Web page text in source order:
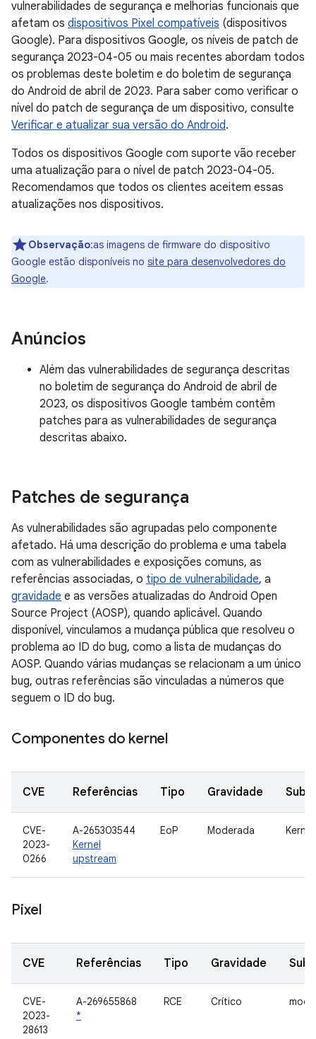
vulnerabilidades de segurança e melhorias funcionais que
afetam os dispositivos Pixel compatíveis (dispositivos
Google). Para dispositivos Google, os níveis de patch de
segurança 2023-04-05 ou mais recentes abordam todos
os problemas deste boletim e do boletim de segurança
do Android de abril de 2023. Para saber como verificar o
nível do patch de segurança de um dispositivo, consulte
Verificar e atualizar sua versão do Android.
Todos os dispositivos Google com suporte vão receber
uma atualização para o nível de patch 2023-04-05.
Recomendamos que todos os clientes aceitem essas
atualizações nos dispositivos.
Observação:as imagens de firmware do dispositivo
Google estão disponíveis no site para desenvolvedores do
Google.
Anúncios
Além das vulnerabilidades de segurança descritas
no boletim de segurança do Android de abril de
2023, os dispositivos Google também contêm
patches para as vulnerabilidades de segurança
descritas abaixo.
Patches de segurança
As vulnerabilidades são agrupadas pelo componente
afetado. Há uma descrição do problema e uma tabela
com as vulnerabilidades e exposições comuns, as
referências associadas, o tipo de vulnerabilidade, a
gravidade e as versões atualizadas do Android Open
Source Project (AOSP), quando aplicável. Quando
disponível, vinculamos a mudança pública que resolveu o
problema ao ID do bug, como a lista de mudanças do
AOSP. Quando várias mudanças se relacionam a um único
bug, outras referências são vinculadas a números que
seguem o ID do bug.
Componentes do kernel
CVE Referências Tipo Gravidade
CVE-
2023-
0266
A-265303544
Kernel
upstream
EoP Moderada Kernel
Pixel
CVE Referências Tipo Gravidade
CVE-
2023-
28613
A-269655868
*
RCE Crítico